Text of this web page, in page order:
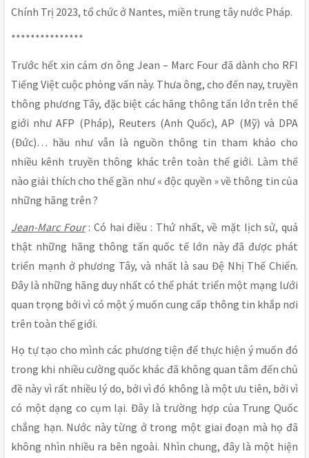
Chính Trị 2023, tổ chức ở Nantes, miền trung tây nước Pháp.
***************
Trước hết xin cảm ơn ông Jean – Marc Four đã dành cho RFI
Tiếng Việt cuộc phỏng vấn này. Thưa ông, cho đến nay, truyền
thông phương Tây, đặc biệt các hãng thông tấn lớn trên thế
giới như AFP (Pháp), Reuters (Anh Quốc), AP (Mỹ) và DPA
(Đức)… hầu như vẫn là nguồn thông tin tham khảo cho
nhiều kênh truyền thông khác trên toàn thế giới. Làm thế
nào giải thích cho thế gần như « độc quyền » về thông tin của
những hãng trên ?
Jean-Marc Four: Có hai điều : Thứ nhất, về mặt lịch sử, quả
thật những hãng thông tấn quốc tế lớn này đã được phát
triển mạnh ở phương Tây, và nhất là sau Đệ Nhị Thế Chiến.
Đây là những hãng duy nhất có thể phát triển một mạng lưới
quan trọng bởi vì có một ý muốn cung cấp thông tin khắp nơi
trên toàn thế giới.
Họ tự tạo cho mình các phương tiện để thực hiện ý muốn đó
trong khi nhiều cường quốc khác đã không quan tâm đến chủ
đề này vì rất nhiều lý do, bởi vì đó không là một ưu tiên, bởi vì
có một dạng co cụm lại. Đây là trường hợp của Trung Quốc
chẳng hạn. Nước này từng ở trong một giai đoạn mà họ đã
không nhìn nhiều ra bên ngoài. Nhìn chung, đây là một hiện